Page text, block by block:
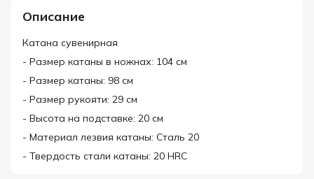
Описание
Катана сувенирная
- Размер катаны в ножнах: 104 см
- Размер катаны: 98 см
- Размер рукояти: 29 см
- Высота на подставке: 20 см
- Материал лезвия катаны: Сталь 20
- Твердость стали катаны: 20 HRC